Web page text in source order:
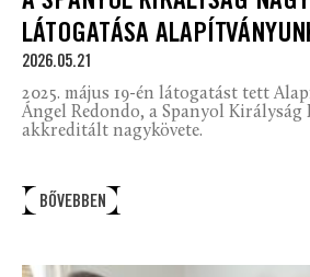
LÁTOGATÁSA
2026.05.21
2025. május 19-én látogatást tett
Ángel Redondo, a Spanyol Királyság
akkreditált nagykövete.
BŐVEBBEN